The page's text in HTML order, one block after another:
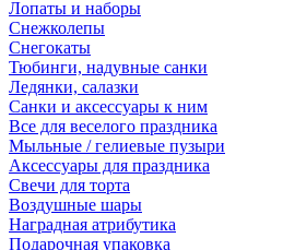
Лопаты и наборы
Снежколепы
Снегокаты
Тюбинги, надувные санки
Ледянки, салазки
Санки и аксессуары к ним
Все для веселого праздника
Мыльные / гелиевые пузыри
Аксессуары для праздника
Свечи для торта
Воздушные шары
Наградная атрибутика
Подарочная упаковка